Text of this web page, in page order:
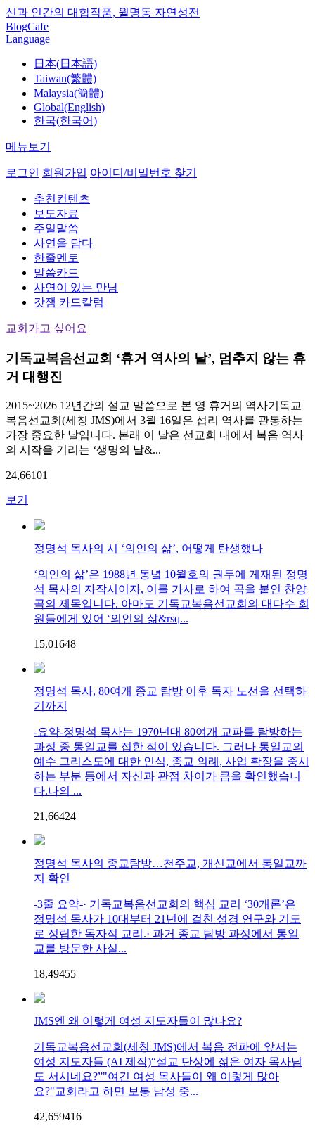
신과 인간의 대합작품, 월명동 자연성전
BlogCafe
Language
日本(日本語)
Taiwan(繁體)
Malaysia(簡體)
Global(English)
한국(한국어)
메뉴보기
로그인 회원가입 아이디/비밀번호 찾기
추천컨텐츠
보도자료
주일말씀
사연을 담다
한줄멘토
말씀카드
사연이 있는 만남
갓잼 카드칼럼
교회가고 싶어요
기독교복음선교회 ‘휴거 역사의 날’, 멈추지 않는 휴
거 대행진
2015~2026 12년간의 설교 말씀으로 본 영 휴거의 역사기독교
복음선교회(세칭 JMS)에서 3월 16일은 섭리 역사를 관통하는
가장 중요한 날입니다. 본래 이 날은 선교회 내에서 복음 역사
의 시작을 기리는 ‘생명의 날&...
24,66101
보기
정명석 목사의 시 ‘의인의 삶’, 어떻게 탄생했나
‘의인의 삶’은 1988년 동녘 10월호의 권두에 게재된 정명
석 목사의 자작시이자, 이를 가사로 하여 곡을 붙인 찬양
곡의 제목입니다. 아마도 기독교복음선교회의 대다수 회
원들에게 있어 ‘의인의 삶&rsq...
15,01648
정명석 목사, 80여개 종교 탐방 이후 독자 노선을 선택하
기까지
-요약-정명석 목사는 1970년대 80여개 교파를 탐방하는
과정 중 통일교를 접한 적이 있습니다. 그러나 통일교의
예수 그리스도에 대한 인식, 종교 의례, 사업 확장을 중시
하는 부분 등에서 자신과 관점 차이가 큼을 확인했습니
다.나의 ...
21,66424
정명석 목사의 종교탐방…천주교, 개신교에서 통일교까
지 확인
-3줄 요약-· 기독교복음선교회의 핵심 교리 ‘30개론’은
정명석 목사가 10대부터 21년에 걸친 성경 연구와 기도
로 정립한 독자적 교리.· 과거 종교 탐방 과정에서 통일
교를 방문한 사실...
18,49455
JMS엔 왜 이렇게 여성 지도자들이 많나요?
기독교복음선교회(세칭 JMS)에서 복음 전파에 앞서는
여성 지도자들 (AI 제작)“설교 단상에 젊은 여자 목사님
도 서시네요?”"여긴 여성 목사들이 왜 이렇게 많아
요?"교회라고 하면 보통 남성 중...
42,659416